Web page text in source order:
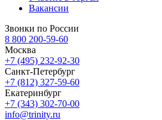
Вакансии
Звонки по России
8 800 200-59-60
Москва
+7 (495) 232-92-30
Санкт-Петербург
+7 (812) 327-59-60
Екатеринбург
+7 (343) 302-70-00
info@trinity.ru